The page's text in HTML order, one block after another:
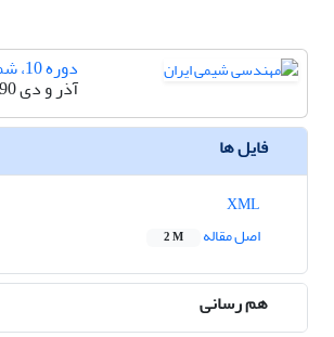
دوره 10، شماره 58
آذر و دی 1390
فایل ها
اصل مقاله
2 M
هم رسانی